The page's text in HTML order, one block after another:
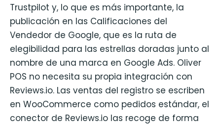
Trustpilot y, lo que es más importante, la
publicación en las Calificaciones del
Vendedor de Google, que es la ruta de
elegibilidad para las estrellas doradas junto al
nombre de una marca en Google Ads. Oliver
POS no necesita su propia integración con
Reviews.io. Las ventas del registro se escriben
en WooCommerce como pedidos estándar, el
conector de Reviews.io las recoge de forma